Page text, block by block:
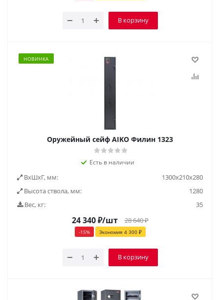
В корзину
НОВИНКА
Оружейный сейф AIKO Филин 1323
Есть в наличии
ВxШxГ, мм:
1300x210x280
Высота ствола, мм:
1280
Вес, кг:
35
24 340₽/шт 28 640₽
-15% Экономия 4 300₽
В корзину